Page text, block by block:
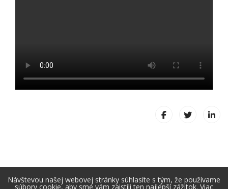
Návštevou našej webovej stránky súhlasíte s tým, že používame
súbory cookie, aby sme vám zaistili ten najlepší zážitok. Viac